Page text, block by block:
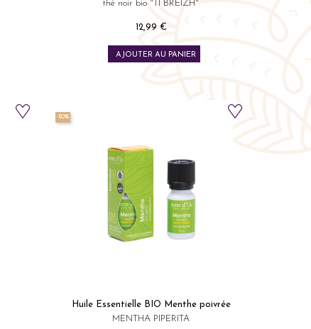
thé noir bio "TI BREIZH"
Prix
12,99 €
AJOUTER AU PANIER
-50%
Huile Essentielle BIO Menthe poivrée
MENTHA PIPERITA​